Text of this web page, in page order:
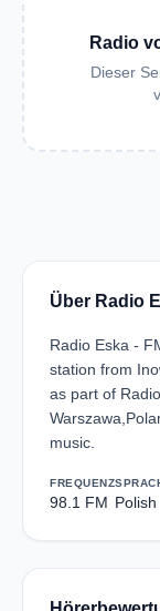
Radio
Dieser
Über Radio
Radio Eska -
station from
as part of
music.
FREQUENZ
98.1 FM Polish